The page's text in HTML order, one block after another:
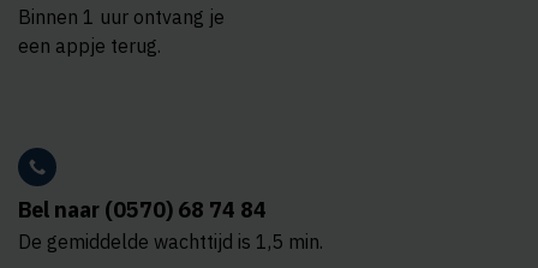
Binnen 1 uur ontvang je
een appje terug.
Bel naar (0570) 68 74 84
De gemiddelde wachttijd is 1,5 min.